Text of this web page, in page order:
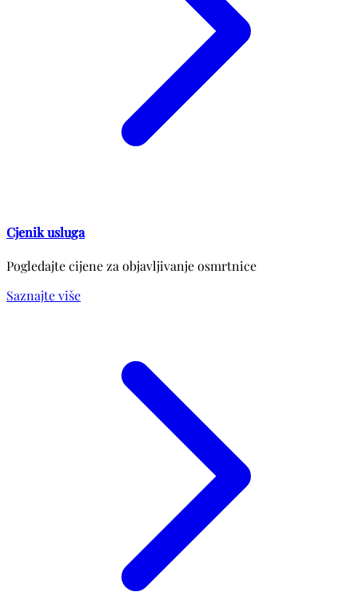
Cjenik usluga
Pogledajte cijene za objavljivanje osmrtnice
Saznajte više